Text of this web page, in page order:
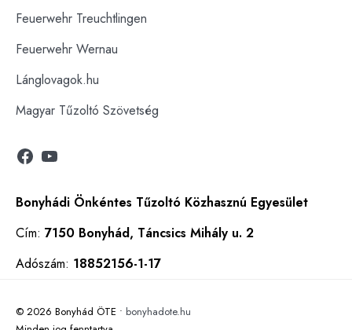
Feuerwehr Treuchtlingen
Feuerwehr Wernau
Lánglovagok.hu
Magyar Tűzoltó Szövetség
Bonyhádi Önkéntes Tűzoltó Közhasznú Egyesület
Cím: 7150 Bonyhád, Táncsics Mihály u. 2
Adószám: 18852156-1-17
© 2026 Bonyhád ÖTE • bonyhadote.hu